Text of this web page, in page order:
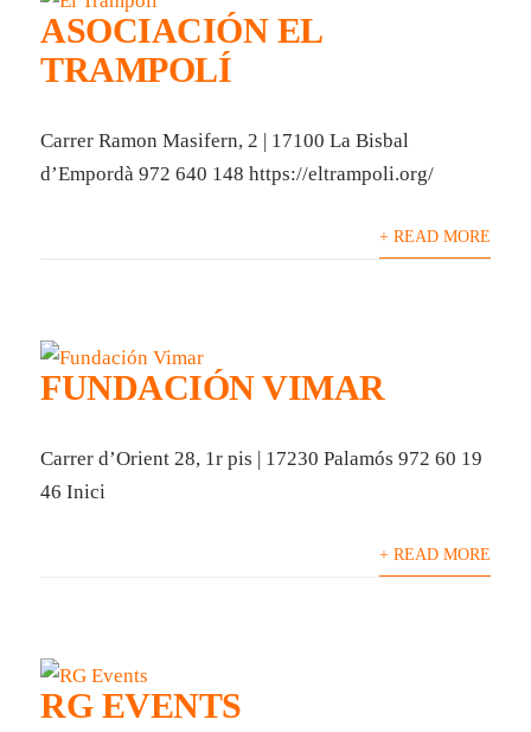
ASOCIACIÓN EL
TRAMPOLÍ
Carrer Ramon Masifern, 2 | 17100 La Bisbal
d’Empordà 972 640 148 https://eltrampoli.org/
+ READ MORE
FUNDACIÓN VIMAR
Carrer d’Orient 28, 1r pis | 17230 Palamós 972 60 19
46 Inici
+ READ MORE
RG EVENTS